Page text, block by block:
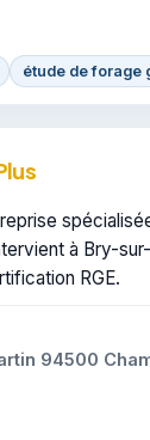
étude de forage
à Bry-
RGE.
94500